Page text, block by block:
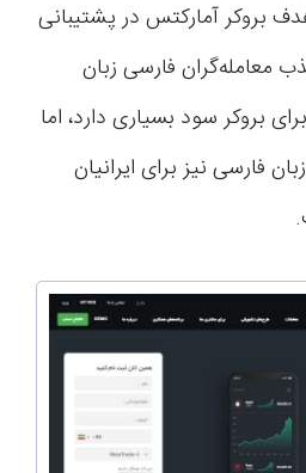
بروکر آمارکتس در پشتیبانی
معامله‌گران فارسی زبان
بروکر سود بسیاری دارد، اما
فارسی نیز برای ایرانیان